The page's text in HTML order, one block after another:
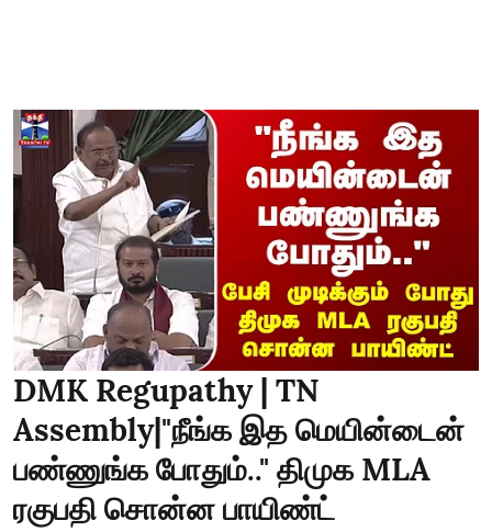
DMK Regupathy | TN
Assembly|"நீங்க இத மெயின்டைன்
பண்ணுங்க போதும்.." திமுக MLA
ரகுபதி சொன்ன பாயிண்ட்